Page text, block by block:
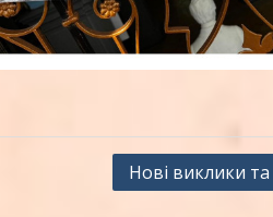
Нові виклики та